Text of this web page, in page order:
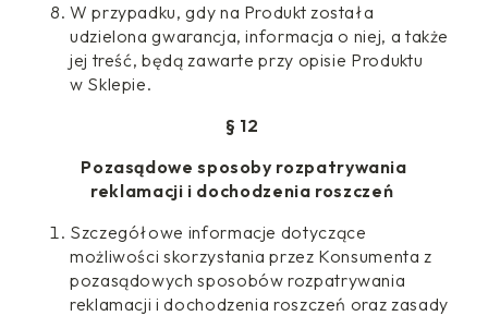
W przypadku, gdy na Produkt została
udzielona gwarancja, informacja o niej, a także
jej treść, będą zawarte przy opisie Produktu
w Sklepie.
§ 12
Pozasądowe sposoby rozpatrywania
reklamacji i dochodzenia roszczeń
Szczegółowe informacje dotyczące
możliwości skorzystania przez Konsumenta z
pozasądowych sposobów rozpatrywania
reklamacji i dochodzenia roszczeń oraz zasady